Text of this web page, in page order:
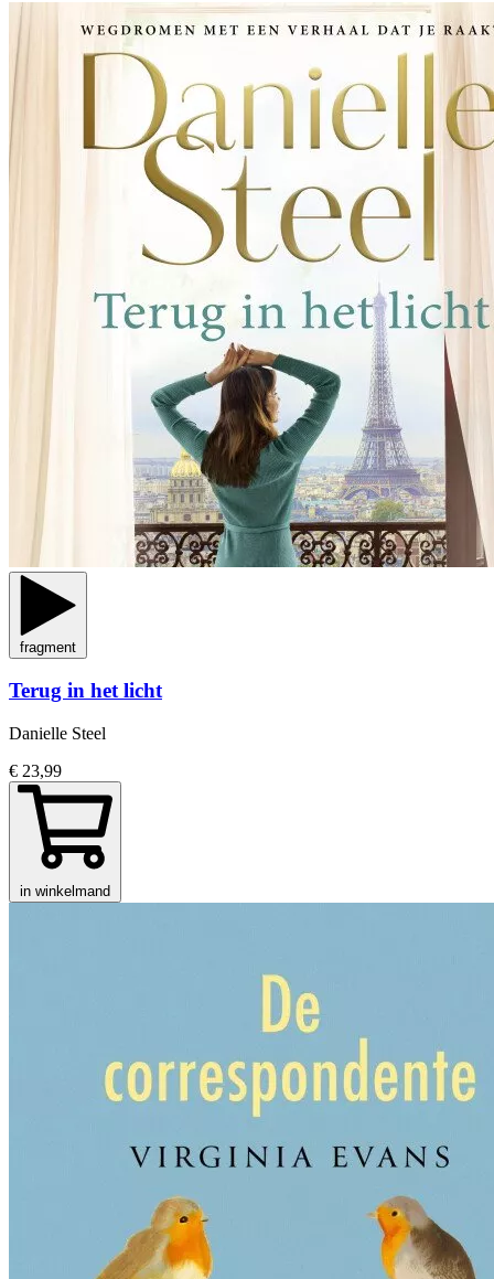
fragment
Terug in het licht
Danielle Steel
€ 23,99
in winkelmand